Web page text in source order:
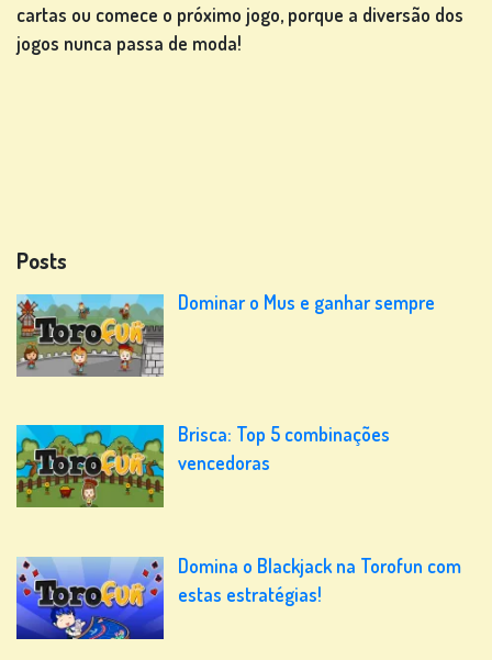
cartas ou comece o próximo jogo, porque a diversão dos
jogos nunca passa de moda!
Posts
Dominar o Mus e ganhar sempre
Brisca: Top 5 combinações
vencedoras
Domina o Blackjack na Torofun com
estas estratégias!